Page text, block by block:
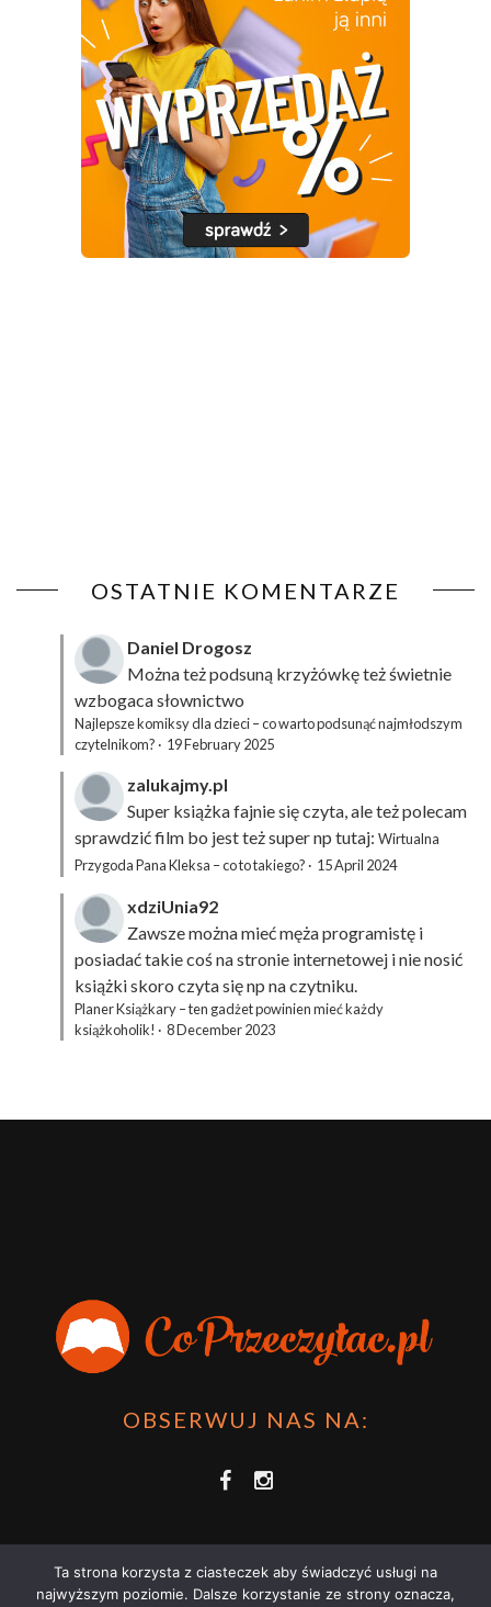
OSTATNIE KOMENTARZE
Daniel Drogosz
Można też podsuną krzyżówkęteż świetnie
wzbogaca słownictwo
Najlepsze komiksy dla dzieci – co warto podsunąć najmłodszym
czytelnikom? · 19 February 2025
zalukajmy.pl
Super książka fajnie się czyta, ale też polecam
sprawdzić film bo jest też super np tutaj: Wirtualna
Przygoda Pana Kleksa – co to takiego? · 15 April 2024
xdziUnia92
Zawsze można mieć męża programistę i
posiadać takie coś na stronie internetowej i nie nosić
książki skoro czyta się np na czytniku.
Planer Książkary – ten gadżet powinien mieć każdy
książkoholik! · 8 December 2023
OBSERWUJ NAS NA:
Ta strona korzysta z ciasteczek aby świadczyć usługi na
najwyższym poziomie. Dalsze korzystanie ze strony oznacza,